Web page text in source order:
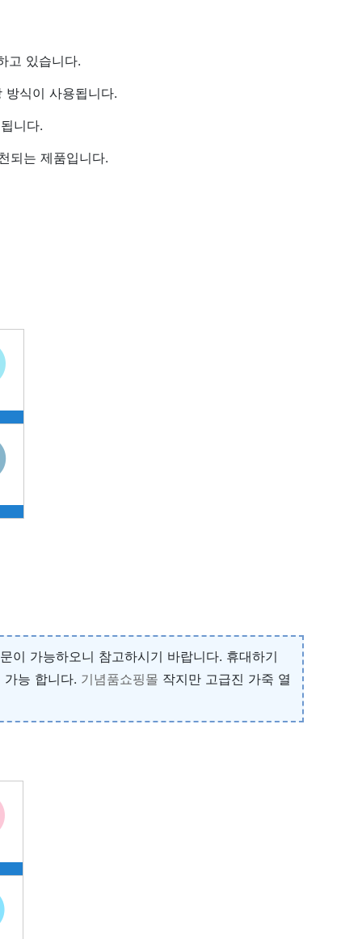
고 있습니다.
식이 사용됩니다.
니다.
되는 제품입니다.
이 가능하오니 참고하시기 바랍니다. 휴대하기
능 합니다. 기념품쇼핑몰 작지만 고급진 가죽 열